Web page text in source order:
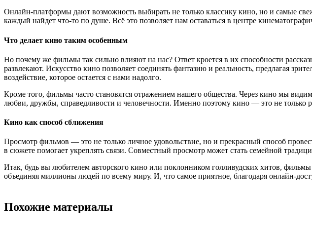
Онлайн-платформы дают возможность выбирать не только классику кино, но и самые
каждый найдет что-то по душе. Всё это позволяет нам оставаться в центре
Что делает кино таким особенным
Но почему же фильмы так сильно влияют на нас? Ответ кроется в их способности
развлекают. Искусство кино позволяет соединять фантазию и реальность, предлагая
воздействие, которое остается с нами надолго.
Кроме того, фильмы часто становятся отражением нашего общества. Через кино мы
любви, дружбы, справедливости и человечности. Именно поэтому кино — это не только
Кино как способ сближения
Просмотр фильмов — это не только личное удовольствие, но и прекрасный способ
в сюжете помогает укреплять связи. Совместный просмотр может стать семейной
Итак, будь вы любителем авторского кино или поклонником голливудских хитов,
объединяя миллионы людей по всему миру. И, что самое приятное, благодаря онлайн-
Похожие материалы